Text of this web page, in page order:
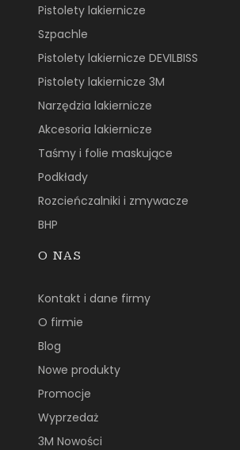
Pistolety lakiernicze
Szpachle
Pistolety lakiernicze DEVILBISS
Pistolety lakiernicze 3M
Narzędzia lakiernicze
Akcesoria lakiernicze
Taśmy i folie maskujące
Podkłady
Rozcieńczalniki i zmywacze
BHP
O NAS
Kontakt i dane firmy
O firmie
Blog
Nowe produkty
Promocje
Wyprzedaż
3M Nowości